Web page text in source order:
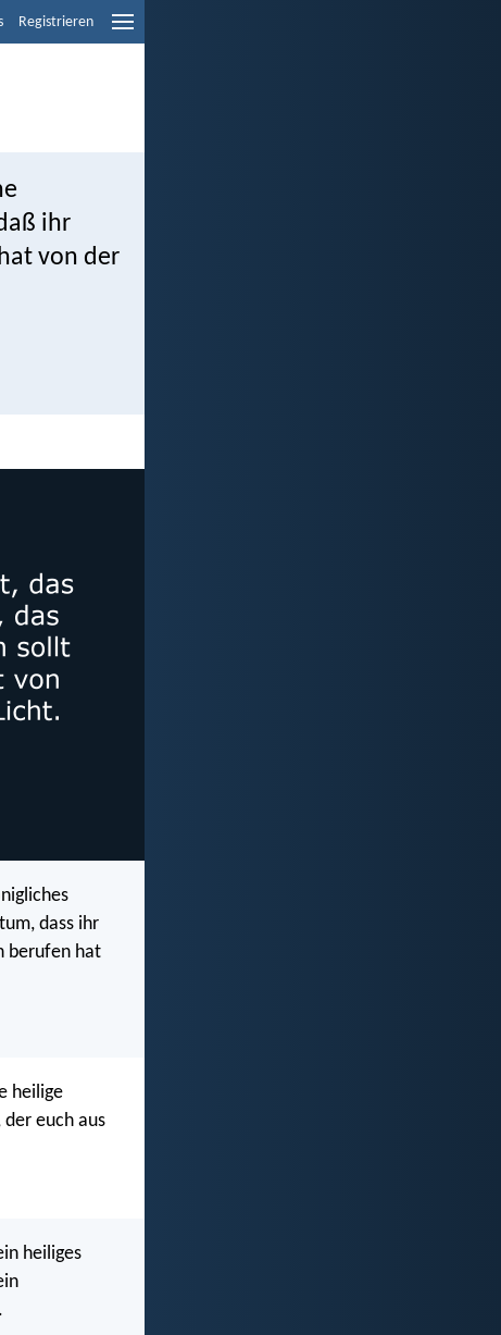
Registrieren
ihr
von der
dass ihr
berufen hat
heilige
euch aus
heiliges